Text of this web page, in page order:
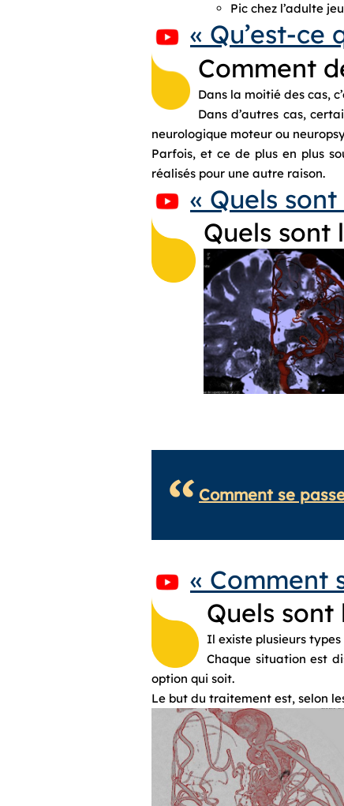
Pic chez l’adulte
« Qu’est-ce
Comment
Dans la moitié des cas,
Dans d’autres cas,
neurologique moteur ou
Parfois, et ce de plus en plus
réalisés pour une autre raison.
« Quels
Quels sont
Comment se
« Comment
Quels
Il existe plusieurs
Chaque situation est
option qui soit.
Le but du traitement est, selon